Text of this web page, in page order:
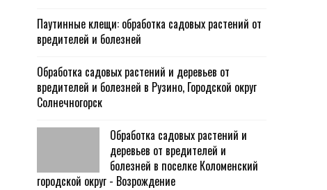
Паутинные клещи: обработка садовых растений от
вредителей и болезней
Обработка садовых растений и деревьев от
вредителей и болезней в Рузино, Городской округ
Солнечногорск
Обработка садовых растений и
деревьев от вредителей и
болезней в поселке Коломенский
городской округ - Возрождение